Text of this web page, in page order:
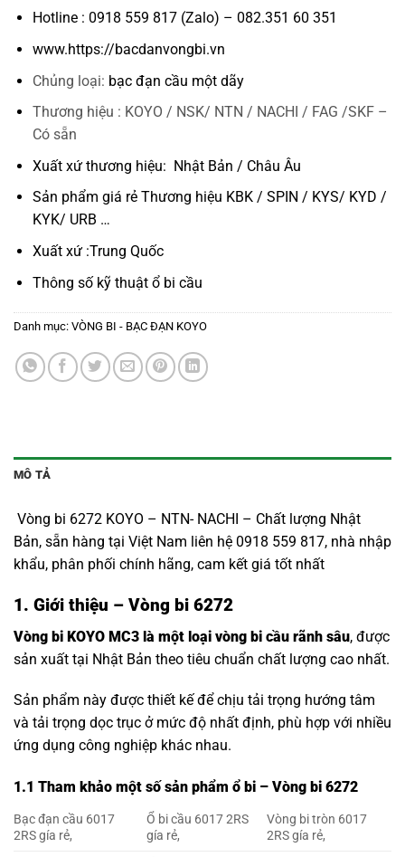
Hotline : 0918 559 817 (Zalo) – 082.351 60 351
www.https://bacdanvongbi.vn
Chủng loại: bạc đạn cầu một dãy
Thương hiệu : KOYO / NSK/ NTN / NACHI / FAG /SKF –
Có sẵn
Xuất xứ thương hiệu: Nhật Bản / Châu Âu
Sản phẩm giá rẻ Thương hiệu KBK / SPIN / KYS/ KYD /
KYK/ URB …
Xuất xứ :Trung Quốc
Thông số kỹ thuậtổ bi cầu
Danh mục: VÒNG BI - BẠC ĐẠN KOYO
MÔ TẢ
Vòng bi 6272 KOYO – NTN- NACHI – Chất lượng Nhật
Bản, sẵn hàng tại Việt Nam liên hệ 0918 559 817, nhà nhập
khẩu, phân phối chính hãng, cam kết giá tốt nhất
1. Giới thiệu – Vòng bi 6272
Vòng bi KOYO MC3 là một loại vòng bi cầu rãnh sâu, được
sản xuất tại Nhật Bản theo tiêu chuẩn chất lượng cao nhất.
Sản phẩm này được thiết kế để chịu tải trọng hướng tâm
và tải trọng dọc trục ở mức độ nhất định, phù hợp với nhiều
ứng dụng công nghiệp khác nhau.
1.1 Tham khảo một số sản phẩm ổ bi – Vòng bi 6272
Bạc đạn cầu 6017
2RS gía rẻ,
Ổ bi cầu 6017 2RS
gía rẻ,
Vòng bi tròn 6017
2RS gía rẻ,